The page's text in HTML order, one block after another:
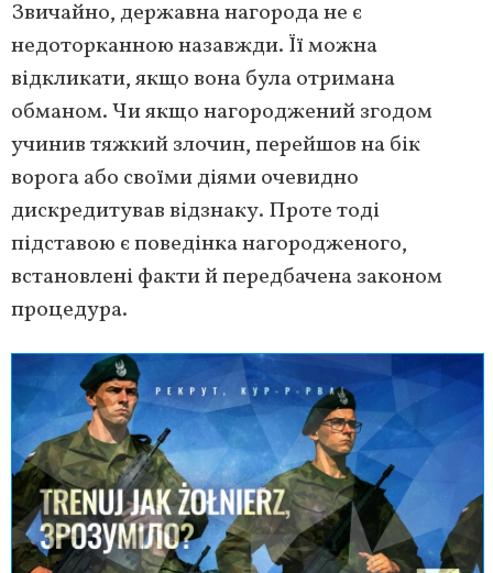
Звичайно, державна нагорода не є
недоторканною назавжди. Її можна
відкликати, якщо вона була отримана
обманом. Чи якщо нагороджений згодом
учинив тяжкий злочин, перейшов на бік
ворога або своїми діями очевидно
дискредитував відзнаку. Проте тоді
підставою є поведінка нагородженого,
встановлені факти й передбачена законом
процедура.